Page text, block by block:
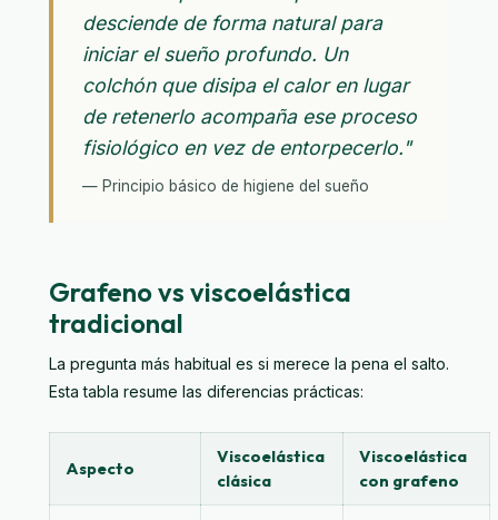
desciende de forma natural para
iniciar el sueño profundo. Un
colchón que disipa el calor en lugar
de retenerlo acompaña ese proceso
fisiológico en vez de entorpecerlo."
— Principio básico de higiene del sueño
Grafeno vs viscoelástica
tradicional
La pregunta más habitual es si merece la pena el salto.
Esta tabla resume las diferencias prácticas:
Aspecto
Viscoelástica
clásica
Viscoelástica
con grafeno